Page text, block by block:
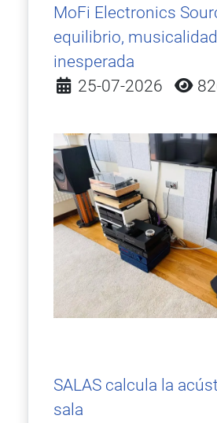
MoFi Electronics
equilibrio,
inesperada
Detalles
25-07-2026
SALAS calcula la
sala